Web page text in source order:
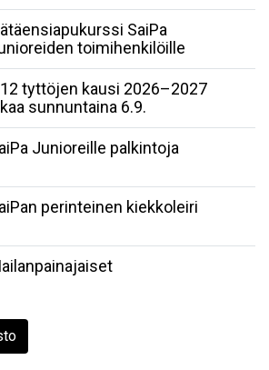
SaiPa
toimihenkilöille
tyttöjen kausi 2026–2027
sunnuntaina 6.9.
Junioreille palkintoja
perinteinen kiekkoleiri